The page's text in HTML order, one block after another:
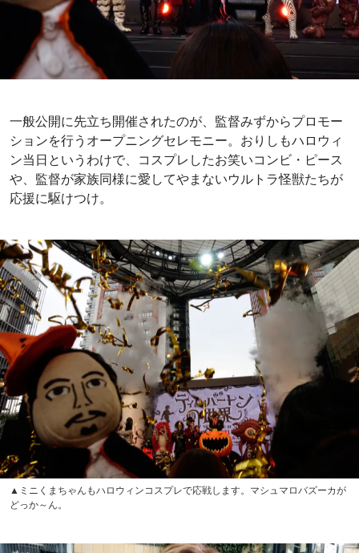
一般公開に先立ち開催されたのが、監督みずからプロモー
ションを行うオープニングセレモニー。おりしもハロウィ
ン当日というわけで、コスプレしたお笑いコンビ・ピース
や、監督が家族同様に愛してやまないウルトラ怪獣たちが
応援に駆けつけ。
▲ミニくまちゃんもハロウィンコスプレで応戦します。マシュマロバズーカが
どっか～ん。